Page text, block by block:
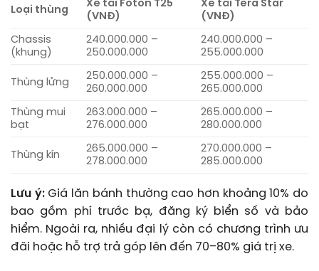
Loại thùng
Xe tải Foton T25
(VNĐ)
Xe tải Tera Star
(VNĐ)
Chassis
(khung)
240.000.000 –
250.000.000
240.000.000 –
255.000.000
Thùng lửng
250.000.000 –
260.000.000
255.000.000 –
265.000.000
Thùng mui
bạt
263.000.000 –
276.000.000
265.000.000 –
280.000.000
Thùng kín
265.000.000 –
278.000.000
270.000.000 –
285.000.000
Lưu ý:Giá lăn bánh thường cao hơn khoảng 10% do
bao gồm phí trước bạ, đăng ký biển số và bảo
hiểm. Ngoài ra, nhiều đại lý còn có chương trình ưu
đãi hoặc hỗ trợ trả góp lên đến 70–80% giá trị xe.